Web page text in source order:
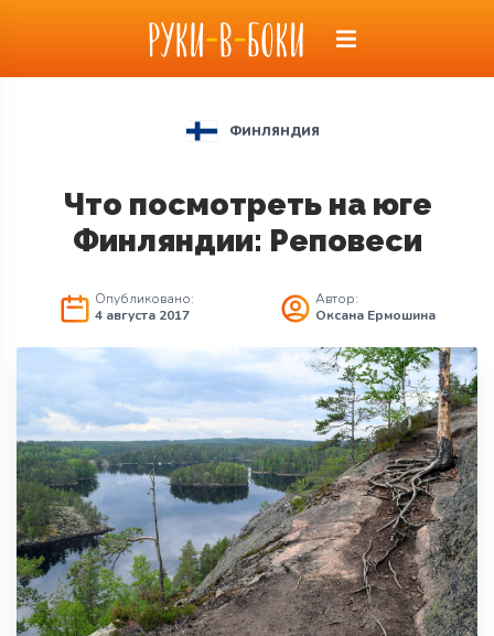
ФИНЛЯНДИЯ
Что посмотреть на юге
Финляндии: Реповеси
Опубликовано:
4 августа 2017
Автор:
Оксана Ермошина